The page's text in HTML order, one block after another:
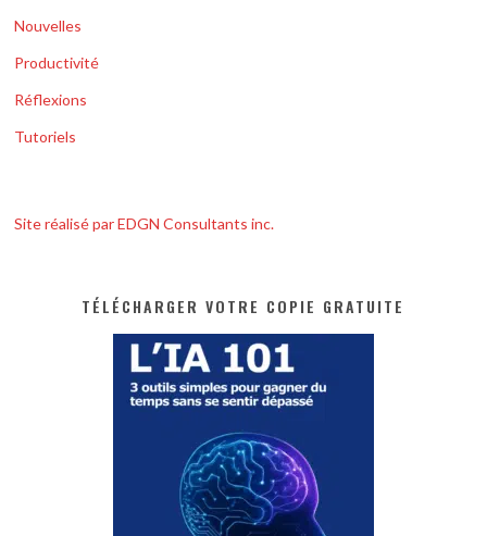
Nouvelles
Productivité
Réflexions
Tutoriels
Site réalisé par EDGN Consultants inc.
TÉLÉCHARGER VOTRE COPIE GRATUITE